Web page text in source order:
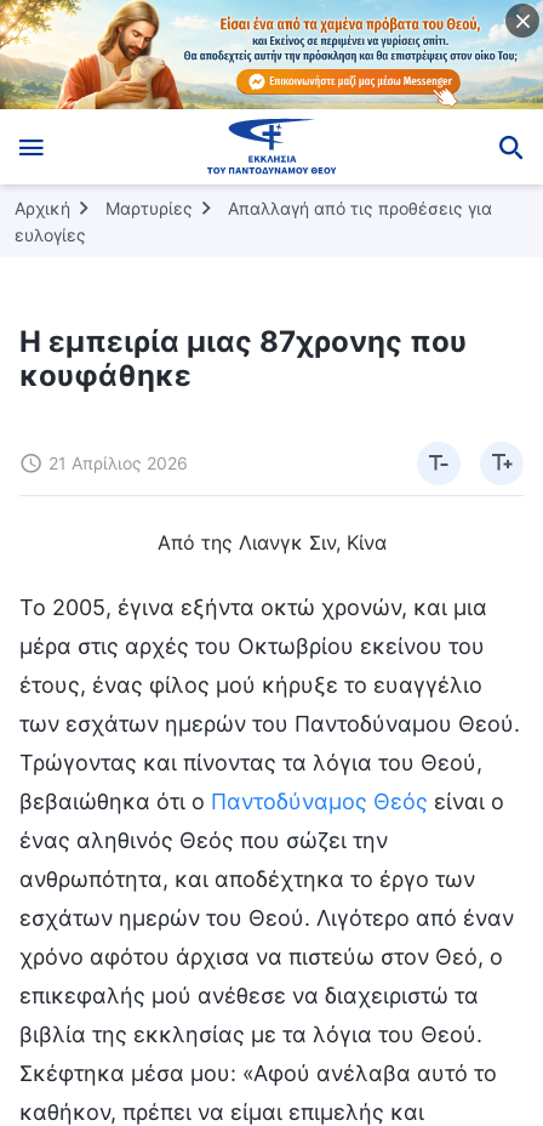
Αρχική Μαρτυρίες
Απαλλαγή από τις προθέσεις για
ευλογίες
Η εμπειρία μιας 87χρονης που
κουφάθηκε
21 Απρίλιος 2026
Από της Λιανγκ Σιν, Κίνα
Το 2005, έγινα εξήντα οκτώ χρονών, και μια
μέρα στις αρχές του Οκτωβρίου εκείνου του
έτους, ένας φίλος μού κήρυξε το ευαγγέλιο
των εσχάτων ημερών του Παντοδύναμου Θεού.
Τρώγοντας και πίνοντας τα λόγια του Θεού,
βεβαιώθηκα ότι ο Παντοδύναμος Θεός είναι ο
ένας αληθινός Θεός που σώζει την
ανθρωπότητα, και αποδέχτηκα το έργο των
εσχάτων ημερών του Θεού. Λιγότερο από έναν
χρόνο αφότου άρχισα να πιστεύω στον Θεό, ο
επικεφαλής μού ανέθεσε να διαχειριστώ τα
βιβλία της εκκλησίας με τα λόγια του Θεού.
Σκέφτηκα μέσα μου: «Αφού ανέλαβα αυτό το
καθήκον, πρέπει να είμαι επιμελής και